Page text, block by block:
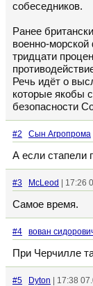
собеседников.
Ранее
военно-морской
тридцати
Речь идёт о
которые якобы
безопасности
#2 Сын Агропрома
А если стапели
#3 McLeod | 17:26
Самое время.
#4 вован
При Черчилле
#5 Dyton | 17:38